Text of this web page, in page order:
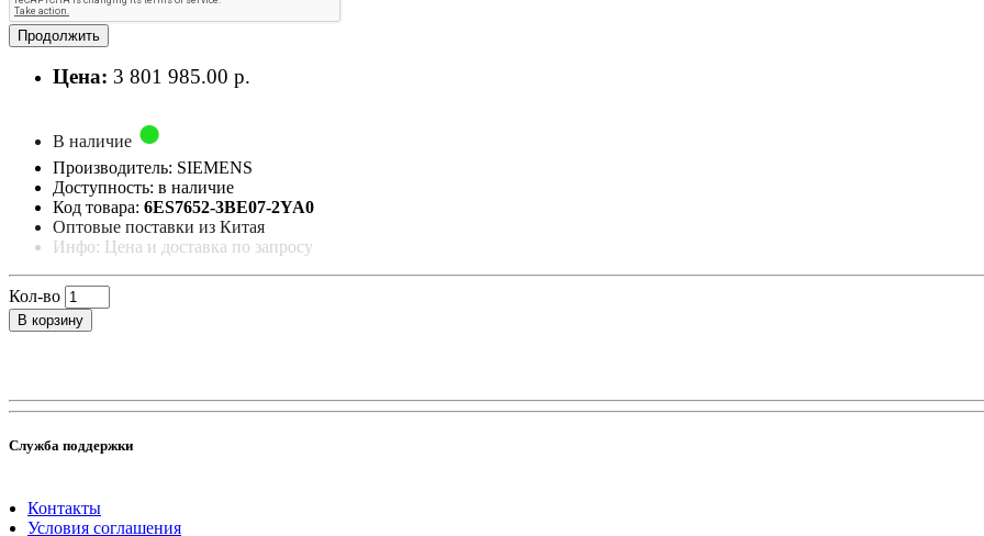
Продолжить
Цена: 3 801 985.00 р.
В наличие
Производитель: SIEMENS
Доступность: в наличие
Код товара: 6ES7652-3BE07-2YA0
Оптовые поставки из Китая
Инфо: Цена и доставка по запросу
Кол-во
В корзину
Служба поддержки
Контакты
Условия соглашения